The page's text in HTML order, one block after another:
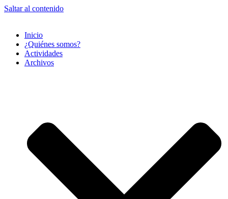
Saltar al contenido
Inicio
¿Quiénes somos?
Actividades
Archivos